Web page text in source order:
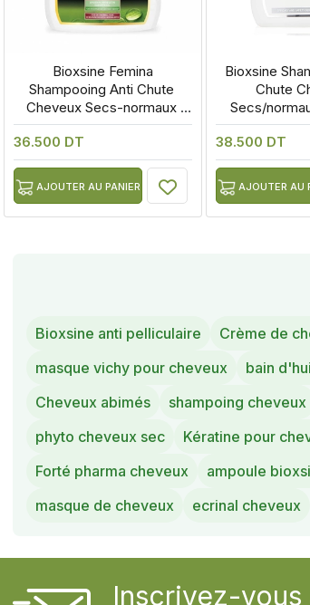
Bioxsine Femina
Shampooing Anti Chute
Cheveux Secs-normaux
300ml - Parapharm
36.500 DT
AJOUTER AU PANIER
Bioxsine
Chute
Secs/
38.500 DT
AJOUTER AU
Bioxsine anti pelliculaire Crème de
masque vichy pour cheveux
bain
Cheveux abimés
shampoing cheveux
phyto cheveux sec
Kératine pour
Forté pharma cheveux
ampoule
masque de cheveux
ecrinal cheveux
Inscrivez-vous